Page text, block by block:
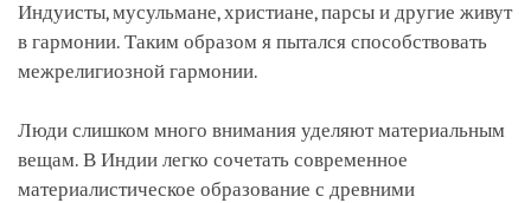
Индуисты, мусульмане, христиане, парсы и другие живут
в гармонии. Таким образом я пытался способствовать
межрелигиозной гармонии.
Люди слишком много внимания уделяют материальным
вещам. В Индии легко сочетать современное
материалистическое образование с древними